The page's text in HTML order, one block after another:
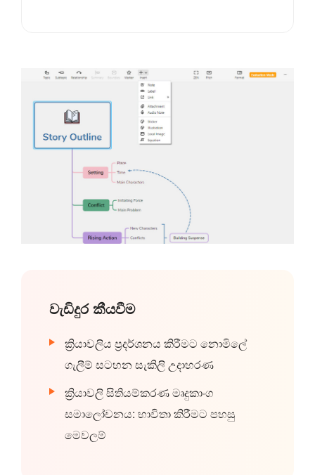
වැඩිදුර කීයවීම
ක්‍රියාවලිය ප්‍රදර්ශනය කිරීමට නොමිලේ
ගැලීම් සටහන සැකිලි උදාහරණ
ක්‍රියාවලි සිතියම්කරණ මෘදුකාංග
සමාලෝචනය: භාවිතා කිරීමට පහසු
මෙවලම්